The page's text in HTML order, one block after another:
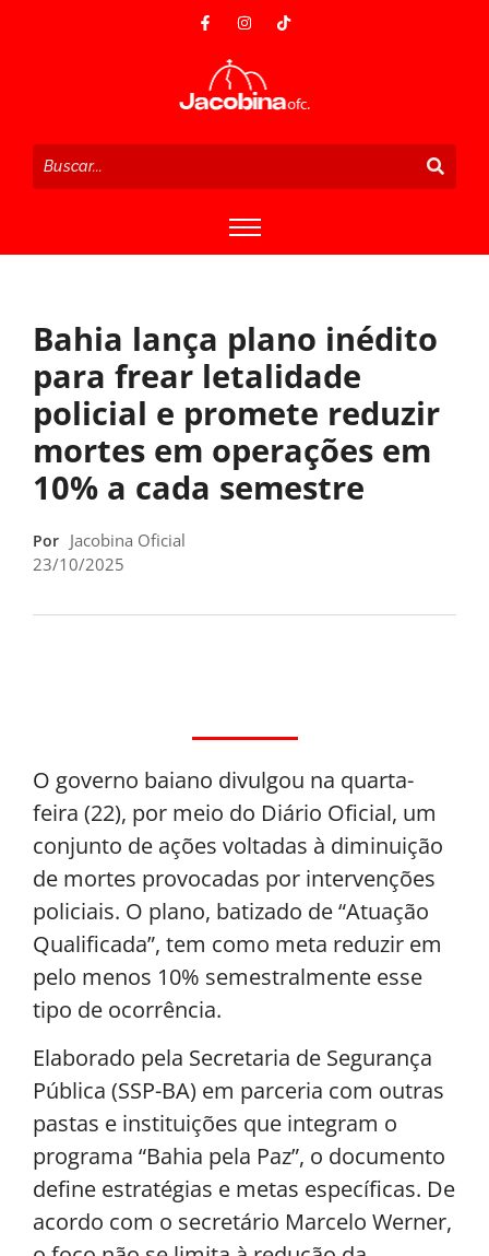
Bahia lança plano inédito
para frear letalidade
policial e promete reduzir
mortes em operações em
10% a cada semestre
Por Jacobina Oficial
23/10/2025
O governo baiano divulgou na quarta-
feira (22), por meio do Diário Oficial, um
conjunto de ações voltadas à diminuição
de mortes provocadas por intervenções
policiais. O plano, batizado de “Atuação
Qualificada”, tem como meta reduzir em
pelo menos 10% semestralmente esse
tipo de ocorrência.
Elaborado pela Secretaria de Segurança
Pública (SSP-BA) em parceria com outras
pastas e instituições que integram o
programa “Bahia pela Paz”, o documento
define estratégias e metas específicas. De
acordo com o secretário Marcelo Werner,